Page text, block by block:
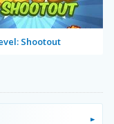
Shootout